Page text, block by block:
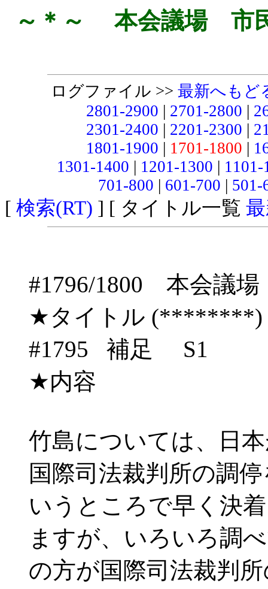
～＊～ 本会議場 市
ログファイル >> 最新へもど
2801-2900 | 2701-2800 |
2301-2400 | 2201-2300 |
1801-1900 | 1701-1800 |
1301-1400 | 1201-1300 |
701-800 | 601-700 |
[ 検索(RT) ] [ タイトル一覧
#1796/1800 本会議
★タイトル (********)
#1795 補足 S1
★内容
竹島については、日
国際司法裁判所の調
いうところで早く決
ますが、いろいろ調
の方が国際司法裁判